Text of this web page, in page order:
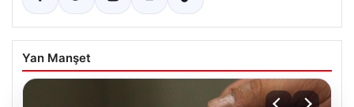
Yan Manşet